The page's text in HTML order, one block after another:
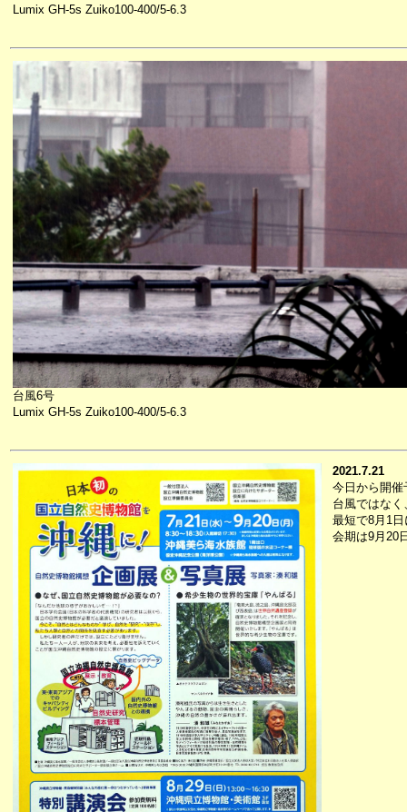
Lumix GH-5s Zuiko100-400/5-6.3
台風6号
Lumix GH-5s Zuiko100-400/5-6.3
2021.7.21
今日から開催
台風ではな
最短で8月1
会期は9月20